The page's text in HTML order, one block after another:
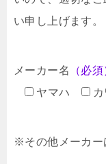
い申し上げます。
メーカー名
（必須
ヤマハ
※その他メーカー